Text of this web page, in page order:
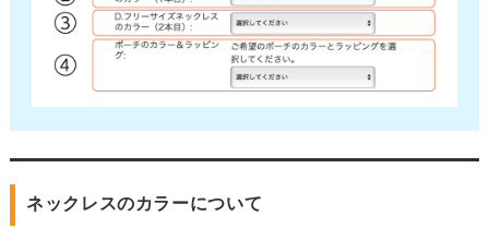
ネックレスのカラーについて